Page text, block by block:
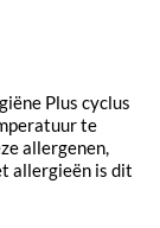
Plus cyclus
te
allergenen,
allergieën is dit